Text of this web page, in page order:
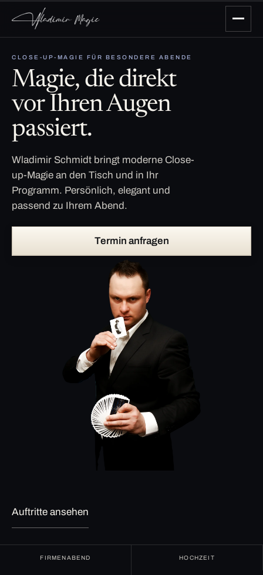
CLOSE-UP-MAGIE FÜR BESONDERE ABENDE
Magie, die direkt
vor Ihren Augen
passiert.
Wladimir Schmidt bringt moderne Close-
up-Magie an den Tisch und in Ihr
Programm. Persönlich, elegant und
passend zu Ihrem Abend.
Termin anfragen
Auftritte ansehen
FIRMENABEND HOCHZEIT